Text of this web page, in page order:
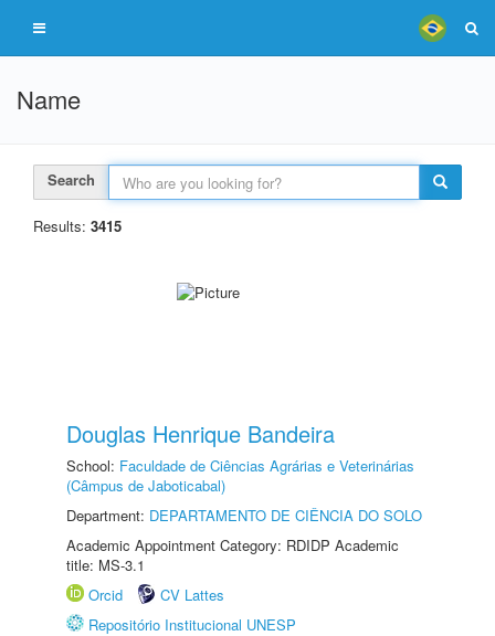
Name
Search
Results: 3415
Douglas Henrique Bandeira
School: Faculdade de Ciências Agrárias e Veterinárias
(Câmpus de Jaboticabal)
Department: DEPARTAMENTO DE CIÊNCIA DO SOLO
Academic Appointment Category: RDIDP Academic
title: MS-3.1
Orcid
CV Lattes
Repositório Institucional UNESP